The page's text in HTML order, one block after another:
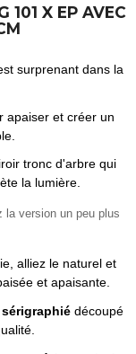
101 X EP AVEC
surprenant dans la
apaiser et créer un
tronc d'arbre qui
la lumière.
la version un peu plus
alliez le naturel et
et apaisante.
découpé